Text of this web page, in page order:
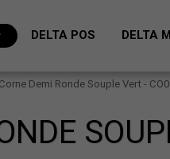
DELTA POS DELTA
Corne Demi Ronde Souple Vert -